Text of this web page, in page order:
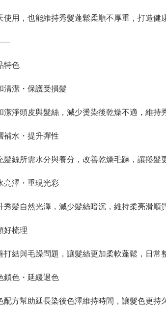
使用，也能維持秀髮蓬鬆柔順不厚重，打造健
特色
清潔・保護受損髮
潔淨頭皮與髮絲，減少燙染後乾燥不適，維持
補水・提升彈性
髮絲所需水分與養分，改善乾燥毛躁，讓捲髮
亮澤・重現光彩
秀髮自然光澤，減少髮絲暗沉，維持柔亮滑順
好梳理
打結與毛躁問題，讓髮絲更加柔軟蓬鬆，日常
鎖色・延緩退色
配方幫助延長染後色澤維持時間，讓髮色更持